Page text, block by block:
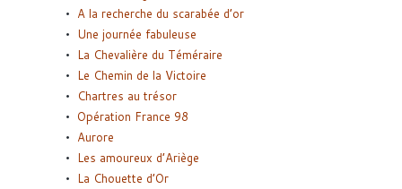
A la recherche du scarabée d’or
Une journée fabuleuse
La Chevalière du Téméraire
Le Chemin de la Victoire
Chartres au trésor
Opération France 98
Aurore
Les amoureux d’Ariège
La Chouette d’Or